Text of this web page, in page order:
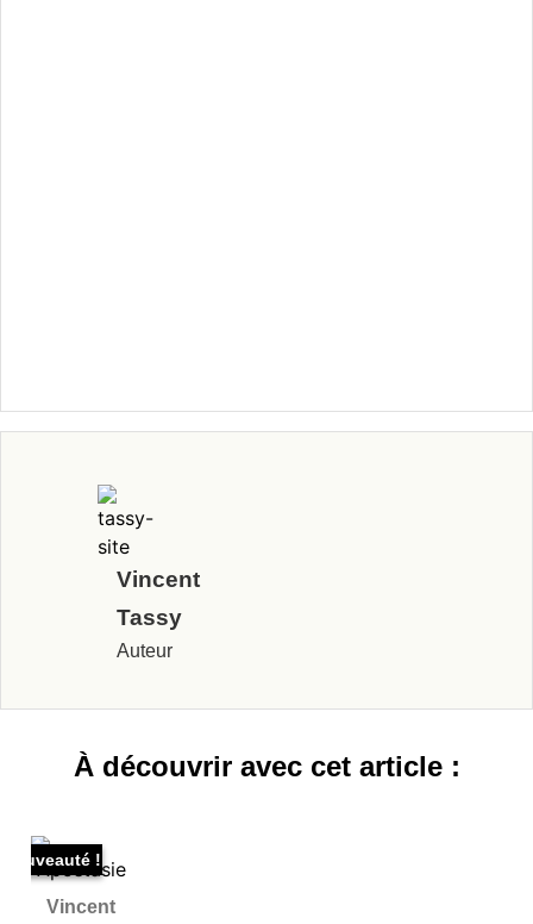
Vincent
Tassy
Auteur
À découvrir avec cet article :
Nouveauté !
Vincent